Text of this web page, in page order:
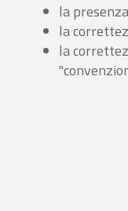
la
la
la